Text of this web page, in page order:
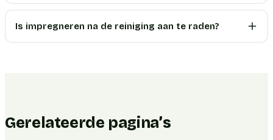
Is impregneren na de reiniging aan te raden?
Gerelateerde pagina’s